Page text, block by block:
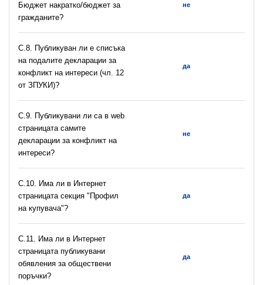
Бюджет накратко/бюджет за
гражданите?
не
C.8. Публикуван ли е списъка
на подалите декларации за
конфликт на интереси (чл. 12
от ЗПУКИ)?
да
C.9. Публикувани ли са в web
страницата самите
декларации за конфликт на
интереси?
не
C.10. Има ли в Интернет
страницата секция "Профил
на купувача"?
да
С.11. Има ли в Интернет
страницата публикувани
обявления за обществени
поръчки?
да